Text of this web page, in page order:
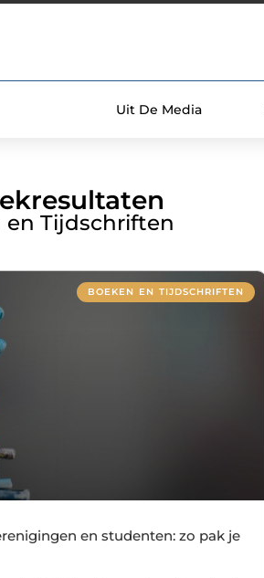
Uit De Media
en Tijdschriften
BOEKEN EN TIJDSCHRIFTEN
en studenten: zo pak je